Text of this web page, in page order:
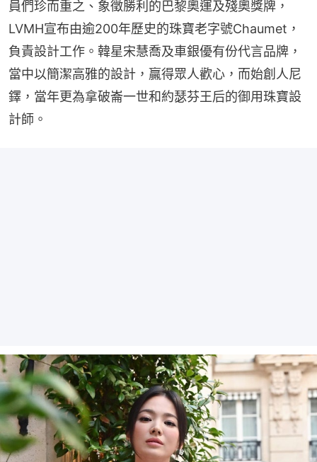
員們珍而重之、象徵勝利的巴黎奧運及殘奧獎牌，
LVMH宣布由逾200年歷史的珠寶老字號Chaumet，
負責設計工作。韓星宋慧喬及車銀優有份代言品牌，
當中以簡潔高雅的設計，贏得眾人歡心，而始創人尼
鐸，當年更為拿破崙一世和約瑟芬王后的御用珠寶設
計師。